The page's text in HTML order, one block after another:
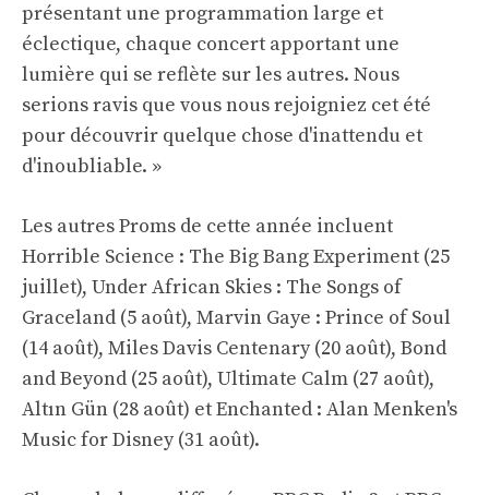
présentant une programmation large et
éclectique, chaque concert apportant une
lumière qui se reflète sur les autres. Nous
serions ravis que vous nous rejoigniez cet été
pour découvrir quelque chose d'inattendu et
d'inoubliable. »
Les autres Proms de cette année incluent
Horrible Science : The Big Bang Experiment (25
juillet), Under African Skies : The Songs of
Graceland (5 août), Marvin Gaye : Prince of Soul
(14 août), Miles Davis Centenary (20 août), Bond
and Beyond (25 août), Ultimate Calm (27 août),
Altın Gün (28 août) et Enchanted : Alan Menken's
Music for Disney (31 août).